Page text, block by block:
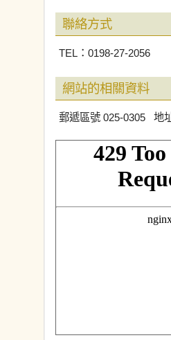
聯絡方式
TEL：0198-27-2056
網站的相關資料
郵遞區號 025-0305 地